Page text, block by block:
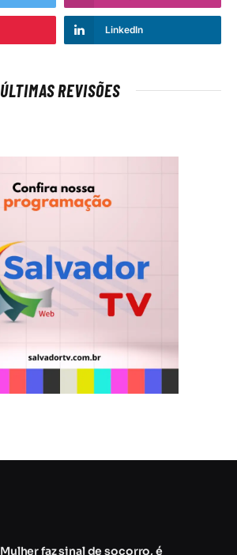
LinkedIn
ÚLTIMAS REVISÕES
Mulher faz sinal de socorro, é